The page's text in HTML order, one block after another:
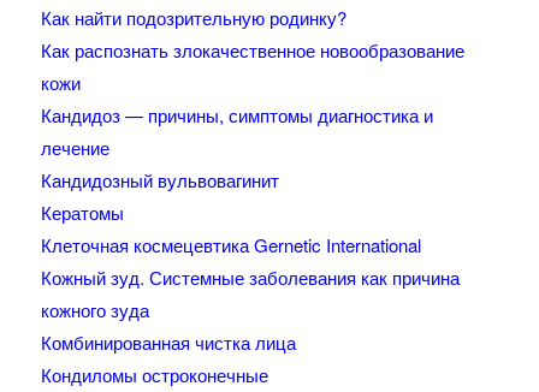
Как найти подозрительную родинку?
Как распознать злокачественное новообразование
кожи
Кандидоз — причины, симптомы диагностика и
лечение
Кандидозный вульвовагинит
Кератомы
Клеточная космецевтика Gernetic International
Кожный зуд. Системные заболевания как причина
кожного зуда
Комбинированная чистка лица
Кондиломы остроконечные